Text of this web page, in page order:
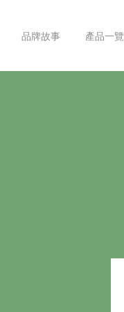
品牌故事 產品一覽